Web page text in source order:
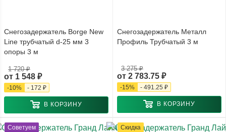
Снегозадержатель Borge New
Line трубчатый d-25 мм 3
опоры 3 м
от 1 548 ₽
1 720 ₽
-10% - 172 ₽
В КОРЗИНУ
Снегозадержатель Металл
Профиль Трубчатый 3 м
от 2 783.75 ₽
3 275 ₽
-15% - 491.25 ₽
В КОРЗИНУ
Советуем
Скидка